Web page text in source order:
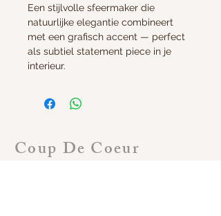
Een stijlvolle sfeermaker die
natuurlijke elegantie combineert
met een grafisch accent — perfect
als subtiel statement piece in je
interieur.
Coup De Coeur